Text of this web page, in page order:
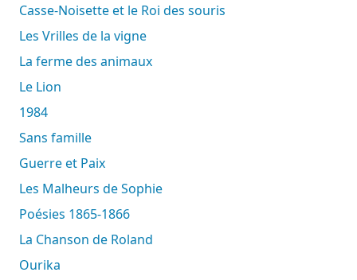
Casse-Noisette et le Roi des souris
Les Vrilles de la vigne
La ferme des animaux
Le Lion
1984
Sans famille
Guerre et Paix
Les Malheurs de Sophie
Poésies 1865-1866
La Chanson de Roland
Ourika